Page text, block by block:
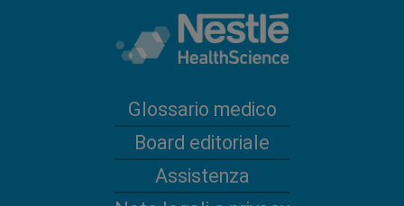
Glossario medico
Board editoriale
Assistenza